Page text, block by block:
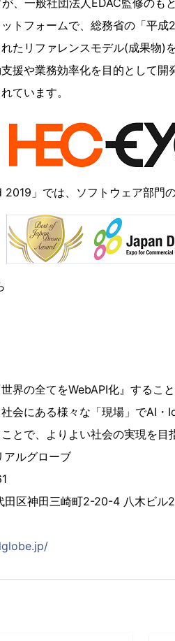
、一般社団法人EDAC監修のも
トフォームで、総務省の「平
たリファレンスモデル(成果物)
援や業務効率化を目的として
ています。
」では、ソフトウェア部門
界の全てをWebAPI化』するこ
会にある様々な「現場」でAI
とで、よりよい社会の実現を目
グローブ
崎町2-20-4 八木ビル